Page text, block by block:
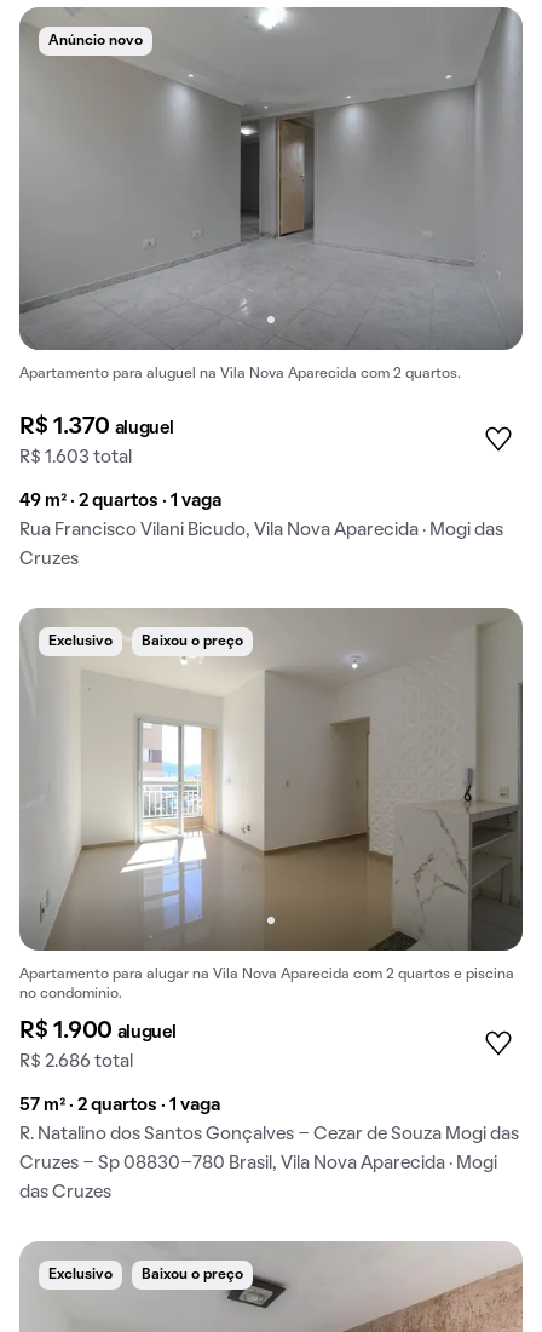
Anúncio novo
Apartamento para aluguel na Vila Nova Aparecida com 2 quartos.
R$ 1.370 aluguel
R$ 1.603 total
49 m² · 2 quartos · 1 vaga
Rua Francisco Vilani Bicudo, Vila Nova Aparecida · Mogi das
Cruzes
Exclusivo Baixou o preço
Apartamento para alugar na Vila Nova Aparecida com 2 quartos e piscina
no condomínio.
R$ 1.900 aluguel
R$ 2.686 total
57 m² · 2 quartos · 1 vaga
R. Natalino dos Santos Gonçalves - Cezar de Souza Mogi das
Cruzes - Sp 08830-780 Brasil, Vila Nova Aparecida · Mogi
das Cruzes
Exclusivo Baixou o preço